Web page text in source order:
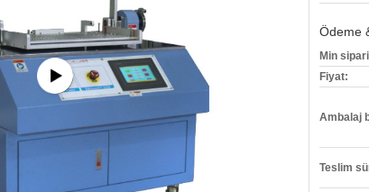
Ödeme
Min
Fiyat:
Ambalaj
Teslim